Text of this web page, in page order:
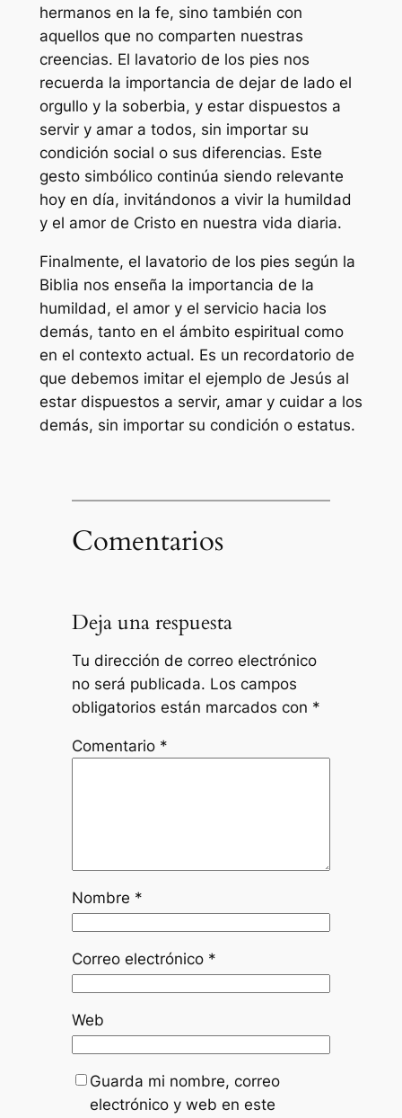
hermanos en la fe, sino también con
aquellos que no comparten nuestras
creencias. El lavatorio de los pies nos
recuerda la importancia de dejar de lado el
orgullo y la soberbia, y estar dispuestos a
servir y amar a todos, sin importar su
condición social o sus diferencias. Este
gesto simbólico continúa siendo relevante
hoy en día, invitándonos a vivir la humildad
y el amor de Cristo en nuestra vida diaria.
Finalmente, el lavatorio de los pies según la
Biblia nos enseña la importancia de la
humildad, el amor y el servicio hacia los
demás, tanto en el ámbito espiritual como
en el contexto actual. Es un recordatorio de
que debemos imitar el ejemplo de Jesús al
estar dispuestos a servir, amar y cuidar a los
demás, sin importar su condición o estatus.
Comentarios
Deja una respuesta
Tu dirección de correo electrónico
no será publicada. Los campos
obligatorios están marcados con *
Comentario *
Nombre *
Correo electrónico *
Web
Guarda mi nombre, correo
electrónico y web en este